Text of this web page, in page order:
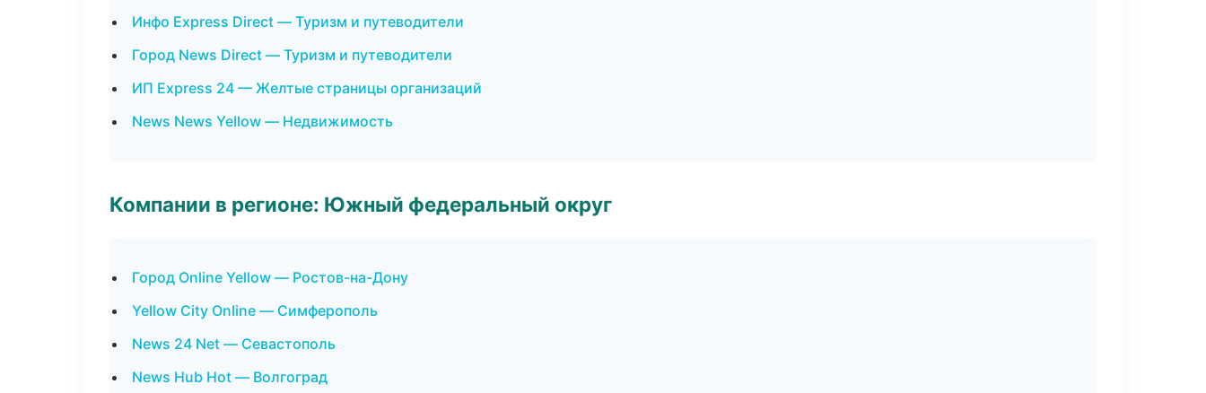
Инфо Express Direct — Туризм и путеводители
Город News Direct — Туризм и путеводители
ИП Express 24 — Желтые страницы организаций
News News Yellow — Недвижимость
Компании в регионе: Южный федеральный округ
Город Online Yellow — Ростов-на-Дону
Yellow City Online — Симферополь
News 24 Net — Севастополь
News Hub Hot — Волгоград